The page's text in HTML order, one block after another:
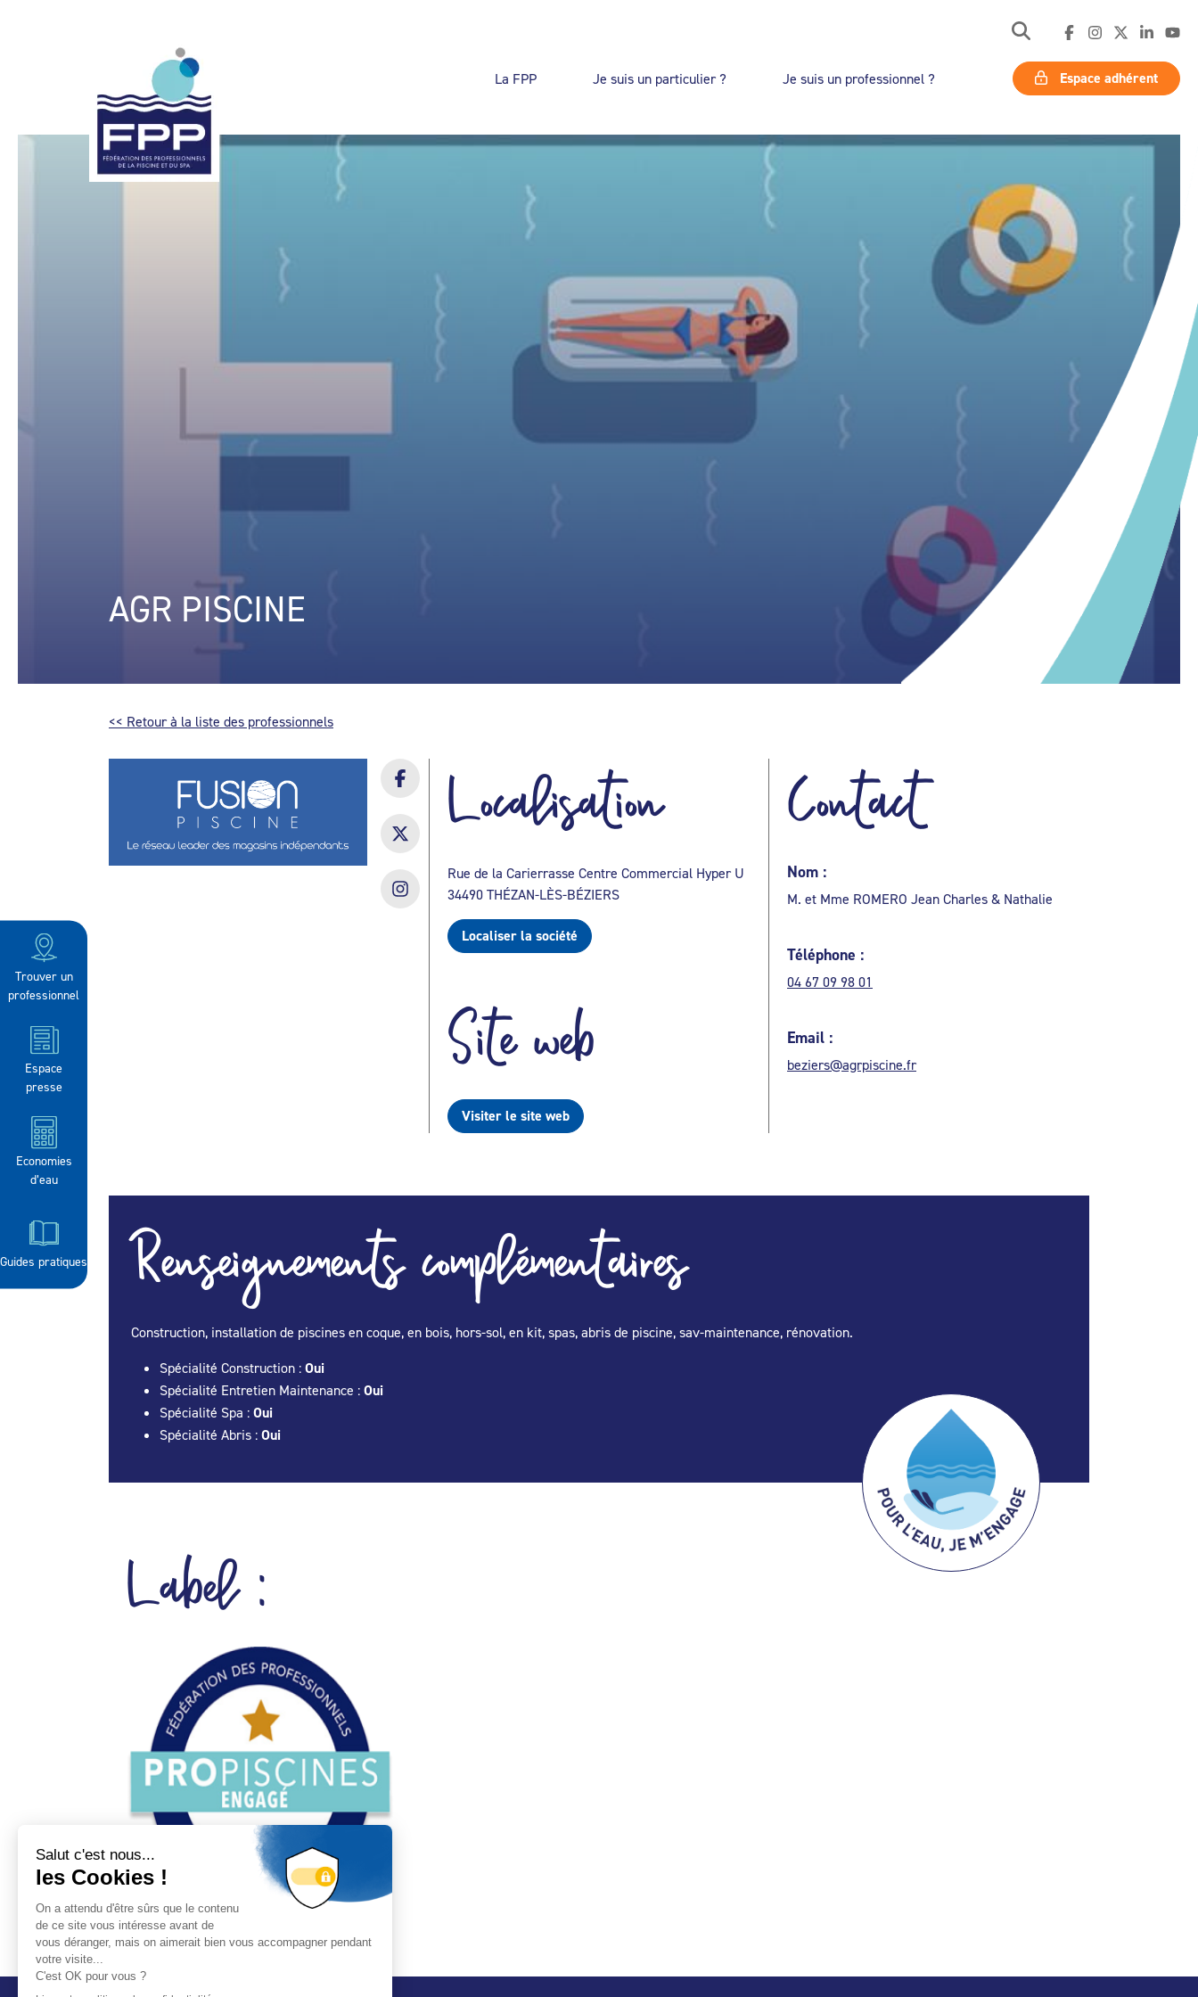
La FPP Je suis un particulier ? Je suis un professionnel ? Espace adhérent
Trouver un
professionnel
Espace
presse
Economies
d’eau
Guides pratiques
AGR PISCINE
<< Retour à la liste des professionnels
Localisation
Rue de la Carierrasse Centre Commercial Hyper U
34490 THÉZAN-LÈS-BÉZIERS
Localiser la société
Site web
Visiter le site web
Contact
Nom :
M. et Mme ROMERO Jean Charles & Nathalie
Téléphone :
04 67 09 98 01
Email :
beziers@agrpiscine.fr
Renseignements complémentaires
Construction, installation de piscines en coque, en bois, hors-sol, en kit, spas, abris de piscine, sav-maintenance, rénovation.
Spécialité Construction : Oui
Spécialité Entretien Maintenance : Oui
Spécialité Spa : Oui
Spécialité Abris : Oui
Label :